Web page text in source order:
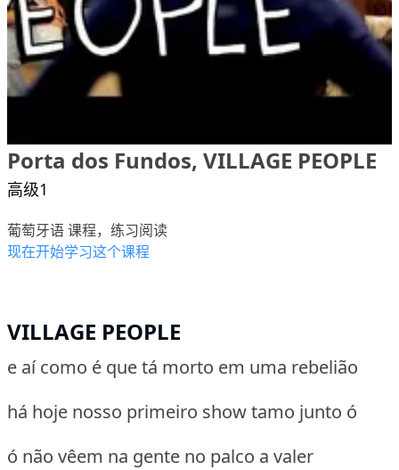
Porta dos Fundos, VILLAGE PEOPLE
高级1
葡萄牙语 课程，练习阅读
现在开始学习这个课程
VILLAGE PEOPLE
e aí como é que tá morto em uma rebelião
há hoje nosso primeiro show tamo junto ó
ó não vêem na gente no palco a valer